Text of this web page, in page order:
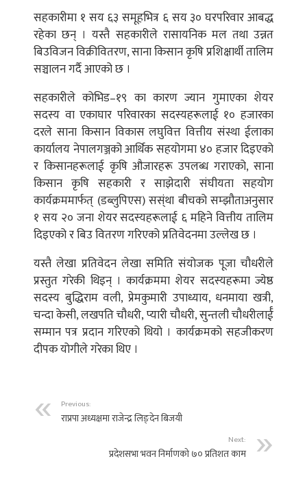
सहकारीमा १ सय ६३ समूहभित्र ६ सय ३० घरपरिवार आबद्ध
रहेका छन् । यस्तै सहकारीले रासायनिक मल तथा उन्नत
बिउविजन विक्रीवितरण, साना किसान कृषि प्रशिक्षार्थी तालिम
सञ्चालन गर्दै आएको छ ।
सहकारीले कोभिड–१९ का कारण ज्यान गुमाएका शेयर
सदस्य वा एकाघार परिवारका सदस्यहरूलाई १० हजारका
दरले साना किसान विकास लघुवित्त वित्तीय संस्था ईलाका
कार्यालय नेपालगञ्जको आर्थिक सहयोगमा ४० हजार दिइएको
र किसानहरूलाई कृषि औजारहरू उपलब्ध गराएको, साना
किसान कृषि सहकारी र साझेदारी संघीयता सहयोग
कार्यक्रममार्फत् (डब्लुपिएस) सस्ंथा बीचको सम्झौताअनुसार
१ सय २० जना शेयर सदस्यहरूलाई ६ महिने वित्तीय तालिम
दिइएको र बिउ वितरण गरिएको प्रतिवेदनमा उल्लेख छ ।
यस्तै लेखा प्रतिवेदन लेखा समिति संयोजक पूजा चौधरीले
प्रस्तुत गरेकी थिइन् । कार्यक्रममा शेयर सदस्यहरूमा ज्येष्ठ
सदस्य बुद्धिराम वली, प्रेमकुमारी उपाध्याय, धनमाया खत्री,
चन्दा केसी, लखपति चौधरी, प्यारी चौधरी, सुन्तली चौधरीलार्ई
सम्मान पत्र प्रदान गरिएको थियो । कार्यक्रमको सहजीकरण
दीपक योगीले गरेका थिए ।
Previous:
राप्रपा अध्यक्षमा राजेन्द्र लिङ्देन बिजयी
Next:
प्रदेशसभा भवन निर्माणको ७० प्रतिशत काम